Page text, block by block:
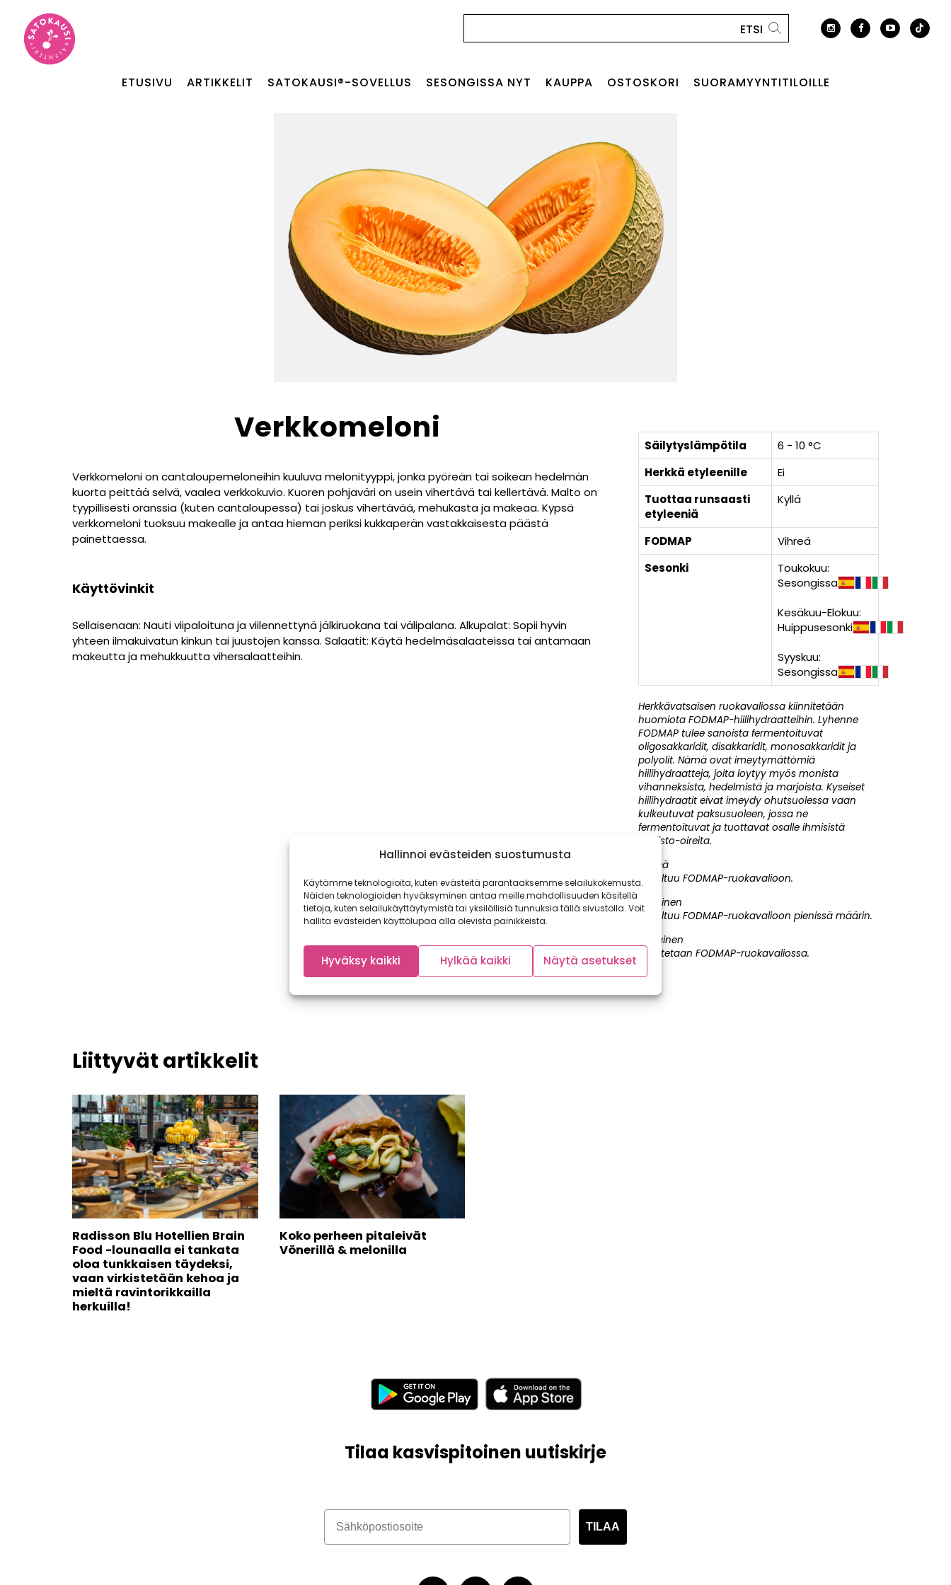
Hallinnoi evästeiden suostumusta
Käytämme teknologioita, kuten evästeitä parantaaksemme selailukokemusta.
Näiden teknologioiden hyväksyminen antaa meille mahdollisuuden käsitellä
tietoja, kuten selailukäyttäytymistä tai yksilöllisiä tunnuksia tällä sivustolla. Voit
hallita evästeiden käyttölupaa alla olevista painikkeista.
Hyväksy kaikki Hylkää kaikki Näytä asetukset
ETUSIVU ARTIKKELIT SATOKAUSI®-SOVELLUS SESONGISSA NYT KAUPPA OSTOSKORI SUORAMYYNTITILOILLE
Verkkomeloni
Verkkomeloni on cantaloupemeloneihin kuuluva melonityyppi, jonka pyöreän tai soikean hedelmän
kuorta peittää selvä, vaalea verkkokuvio. Kuoren pohjaväri on usein vihertävä tai kellertävä. Malto on
tyypillisesti oranssia (kuten cantaloupessa) tai joskus vihertävää, mehukasta ja makeaa. Kypsä
verkkomeloni tuoksuu makealle ja antaa hieman periksi kukkaperän vastakkaisesta päästä
painettaessa.
Käyttövinkit
Sellaisenaan: Nauti viipaloituna ja viilennettynä jälkiruokana tai välipalana. Alkupalat: Sopii hyvin
yhteen ilmakuivatun kinkun tai juustojen kanssa. Salaatit: Käytä hedelmäsalaateissa tai antamaan
makeutta ja mehukkuutta vihersalaatteihin.
Säilytyslämpötila
6 - 10 °C
Herkkä etyleenille
Ei
Tuottaa runsaasti
etyleeniä
Kyllä
FODMAP
Vihreä
Sesonki
Toukokuu:
Sesongissa
Kesäkuu-Elokuu:
Huippusesonki
Syyskuu:
Sesongissa
Herkkävatsaisen ruokavaliossa kiinnitetään
huomiota FODMAP-hiilihydraatteihin. Lyhenne
FODMAP tulee sanoista fermentoituvat
oligosakkaridit, disakkaridit, monosakkaridit ja
polyolit. Nämä ovat imeytymättömiä
hiilihydraatteja, joita loytyy myös monista
vihanneksista, hedelmistä ja marjoista. Kyseiset
hiilihydraatit eivat imeydy ohutsuolessa vaan
kulkeutuvat paksusuoleen, jossa ne
fermentoituvat ja tuottavat osalle ihmisistä
suolisto-oireita.
Vihreä
Soveltuu FODMAP-ruokavalioon.
Keltainen
Soveltuu FODMAP-ruokavalioon pienissä määrin.
Punainen
Rajoitetaan FODMAP-ruokavaliossa.
Liittyvät artikkelit
Radisson Blu Hotellien Brain
Food -lounaalla ei tankata
oloa tunkkaisen täydeksi,
vaan virkistetään kehoa ja
mieltä ravintorikkailla
herkuilla!
Koko perheen pitaleivät
Vönerillä & melonilla
Tilaa kasvispitoinen uutiskirje
TILAA